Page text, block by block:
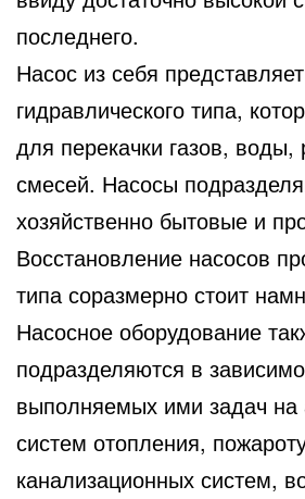
последнего.
Насос из себя
гидравлического типа,
для перекачки газов, воды,
смесей. Насосы
хозяйственно бытовые и
Восстановление насосов
типа соразмерно стоит
Насосное оборудование
подразделяются в
выполняемых ими задач на
систем отопления,
канализационных систем,